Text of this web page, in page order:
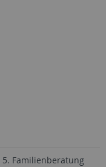
5. Familienberatung